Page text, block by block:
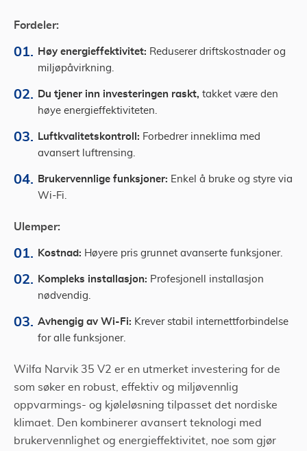
Fordeler:
Høy energieffektivitet: Reduserer driftskostnader og
miljøpåvirkning.
Du tjener inn investeringen raskt, takket være den
høye energieffektiviteten.
Luftkvalitetskontroll: Forbedrer inneklima med
avansert luftrensing.
Brukervennlige funksjoner: Enkel å bruke og styre via
Wi-Fi.
Ulemper:
Kostnad: Høyere pris grunnet avanserte funksjoner.
Kompleks installasjon: Profesjonell installasjon
nødvendig.
Avhengig av Wi-Fi: Krever stabil internettforbindelse
for alle funksjoner.
Wilfa Narvik 35 V2 er en utmerket investering for de
som søker en robust, effektiv og miljøvennlig
oppvarmings- og kjøleløsning tilpasset det nordiske
klimaet. Den kombinerer avansert teknologi med
brukervennlighet og energieffektivitet, noe som gjør